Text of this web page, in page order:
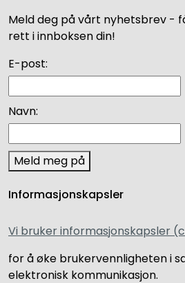
Meld deg på vårt nyhetsbrev -
rett i innboksen din!
E-post:
Navn:
Meld meg på
Informasjonskapsler
Vi bruker informasjonskapsler
for å øke brukervennligheten i
elektronisk kommunikasjon.